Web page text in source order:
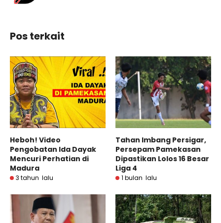
Pos terkait
Heboh! Video
Pengobatan Ida Dayak
Mencuri Perhatian di
Madura
3 tahun lalu
Tahan Imbang Persigar,
Persepam Pamekasan
Dipastikan Lolos 16 Besar
Liga 4
1 bulan lalu